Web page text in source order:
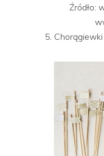
Źródło:
5. Chorągiewki